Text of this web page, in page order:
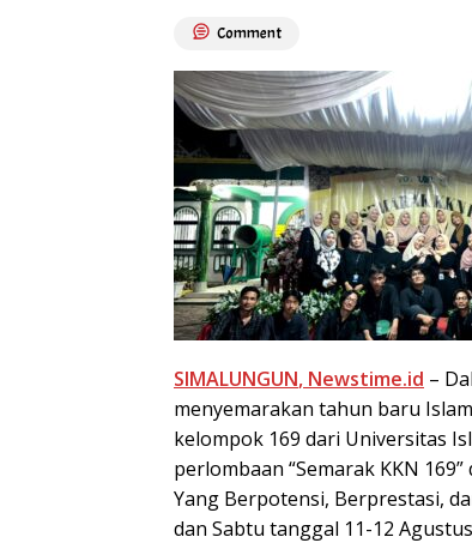
Comment
SIMALUNGUN, Newstime.id –
menyemarakan tahun baru
kelompok 169 dari Universitas
perlombaan “Semarak KKN
Yang Berpotensi, Berprestasi,
dan Sabtu tanggal 11-12